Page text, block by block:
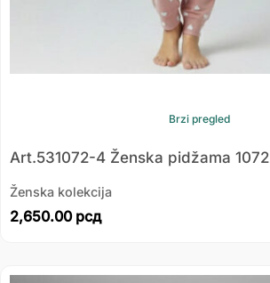
Brzi pregled
Art.531072-4 Ženska pidžama 1072
Ženska kolekcija
2,650.00 рсд